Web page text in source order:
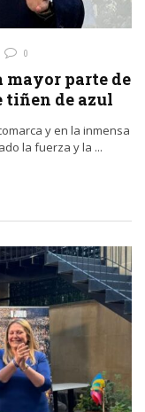
0
mayor parte de
tiñen de azul
y en la inmensa
la fuerza y la ...